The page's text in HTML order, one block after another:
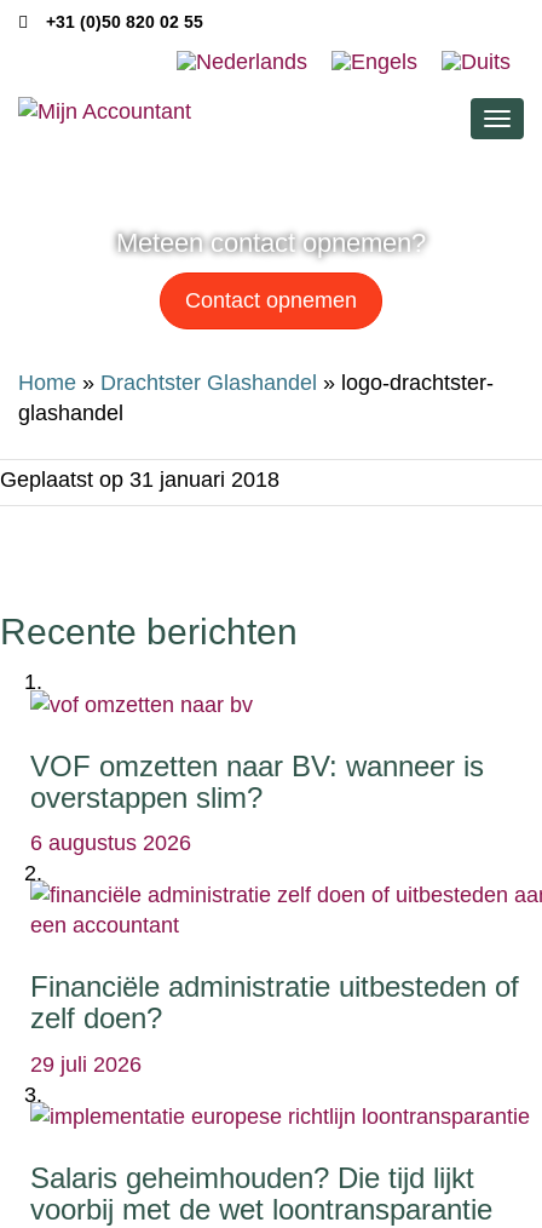
+31 (0)50 820 02 55
Meteen contact opnemen?
Contact opnemen
Home » Drachtster Glashandel » logo-drachtster-
glashandel
Geplaatst op 31 januari 2018
Recente berichten
VOF omzetten naar BV: wanneer is
overstappen slim?
6 augustus 2026
Financiële administratie uitbesteden of
zelf doen?
29 juli 2026
Salaris geheimhouden? Die tijd lijkt
voorbij met de wet loontransparantie